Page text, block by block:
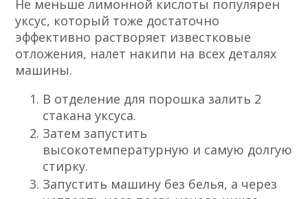
Не меньше лимонной кислоты популярен
уксус, который тоже достаточно
эффективно растворяет известковые
отложения, налет накипи на всех деталях
машины.
В отделение для порошка залить 2
стакана уксуса.
Затем запустить
высокотемпературную и самую долгую
стирку.
Запустить машину без белья, а через